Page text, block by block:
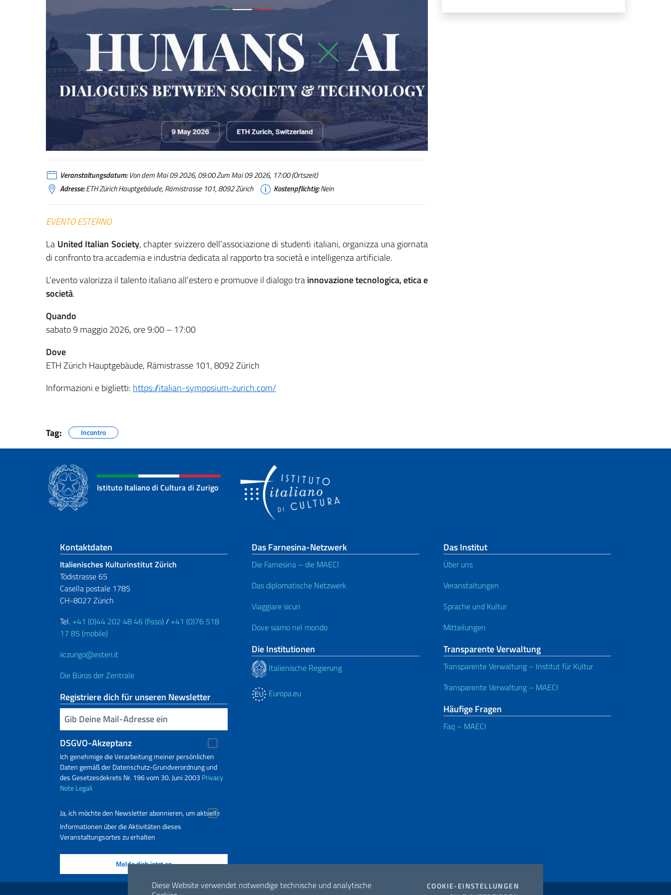
Diese Website verwendet notwendige technische und analytische
COOKIE-EINSTELLUNGEN COOKIES
Veranstaltungsdatum:Von dem Mai 09 2026, 09:00 Zum Mai 09 2026, 17:00 (Ortszeit)
Adresse:ETH Zürich Hauptgebäude, Rämistrasse 101, 8092 Zürich Kostenpflichtig:Nein
EVENTO ESTERNO
La United Italian Society, chapter svizzero dell’associazione di studenti italiani, organizza una giornata
di confronto tra accademia e industria dedicata al rapporto tra società e intelligenza artificiale.
L’evento valorizza il talento italiano all’estero e promuove il dialogo trainnovazione tecnologica, etica e
società.
Quando
sabato 9 maggio 2026, ore 9:00 – 17:00
Dove
ETH Zürich Hauptgebäude, Rämistrasse 101, 8092 Zürich
Informazioni e biglietti: https://italian-symposium-zurich.com/
Tag: Incontro
Istituto Italiano di Cultura di Zurigo
Fußbereich
Kontaktdaten
Italienisches Kulturinstitut Zürich
Tödistrasse 65
Casella postale 1785
CH-8027 Zürich
Tel. +41 (0)44 202 48 46 (fisso) / +41 (0)76 518
17 85 (mobile)
iiczurigo@esteri.it
Die Büros der Zentrale
Registriere dich für unseren Newsletter
Geben Sie Ihre E-Mail ein
DSGVO-Akzeptanz
Ich genehmige die Verarbeitung meiner persönlichen
Daten gemäß der Datenschutz-Grundverordnung und
des Gesetzesdekrets Nr. 196 vom 30. Juni 2003 Privacy
Note Legali
Ja, ich möchte den Newsletter abonnieren, um aktuelle
Informationen über die Aktivitäten dieses
Veranstaltungsortes zu erhalten
Das Farnesina-Netzwerk
Die Farnesina – die MAECI
Das diplomatische Netzwerk
Viaggiare sicuri
Dove siamo nel mondo
Die Institutionen
Italienische Regierung
Europa.eu
Das Institut
Über uns
Veranstaltungen
Sprache und Kultur
Mitteilungen
Transparente Verwaltung
Transparente Verwaltung – Institut für Kultur
Transparente Verwaltung – MAECI
Häufige Fragen
Faq – MAECI